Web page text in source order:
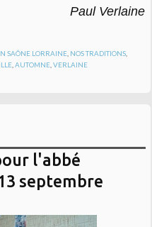
Paul Verlaine
SAÔNE LORRAINE, NOS TRADITIONS,
,AUTOMNE ,VERLAINE
l'abbé
septembre